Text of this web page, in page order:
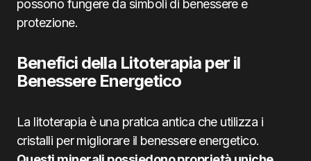
possono fungere da simboli di benessere e
protezione.
Benefici della Litoterapia per il
Benessere Energetico
La litoterapia è una pratica antica che utilizza i
cristalli per migliorare il benessere energetico.